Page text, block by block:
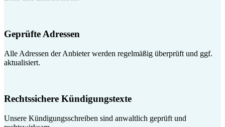
Geprüfte Adressen
Alle Adressen der Anbieter werden regelmäßig überprüft und ggf.
aktualisiert.
Rechtssichere Kündigungstexte
Unsere Kündigungsschreiben sind anwaltlich geprüft und